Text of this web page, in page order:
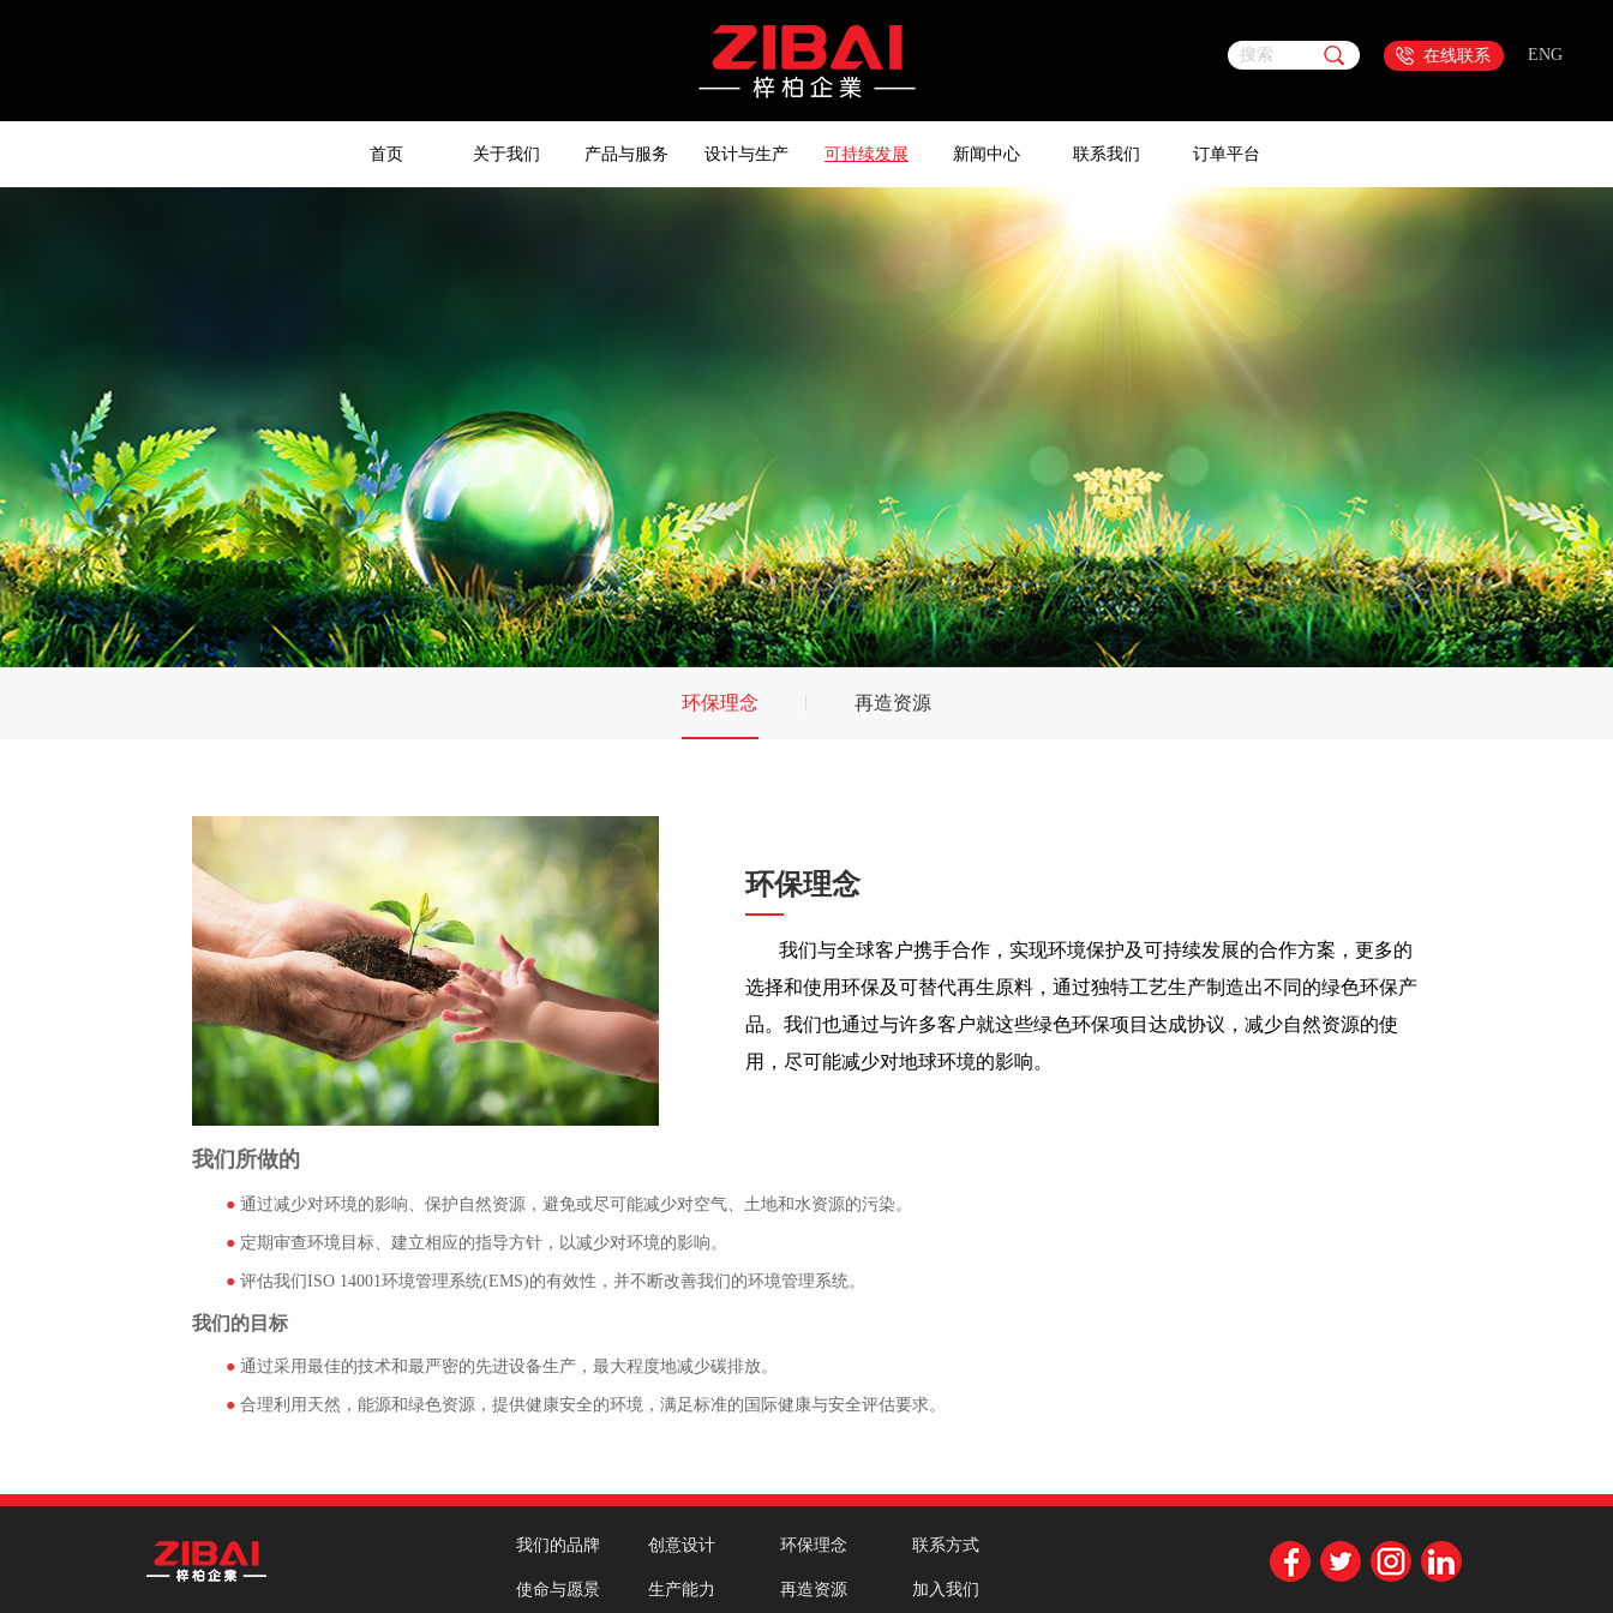
搜索 在线联系 ENG
首页 关于我们 产品与服务 设计与生产 可持续发展 新闻中心 联系我们 订单平台
环保理念 再造资源
环保理念
我们与全球客户携手合作，实现环境保护及可持续发展的合作方案，更多的
选择和使用环保及可替代再生原料，通过独特工艺生产制造出不同的绿色环保产
品。我们也通过与许多客户就这些绿色环保项目达成协议，减少自然资源的使
用，尽可能减少对地球环境的影响。
我们所做的
● 通过减少对环境的影响、保护自然资源，避免或尽可能减少对空气、土地和水资源的污染。
● 定期审查环境目标、建立相应的指导方针，以减少对环境的影响。
● 评估我们ISO 14001环境管理系统(EMS)的有效性，并不断改善我们的环境管理系统。
我们的目标
● 通过采用最佳的技术和最严密的先进设备生产，最大程度地减少碳排放。
● 合理利用天然，能源和绿色资源，提供健康安全的环境，满足标准的国际健康与安全评估要求。
我们的品牌
使命与愿景
创意设计
生产能力
环保理念
再造资源
联系方式
加入我们